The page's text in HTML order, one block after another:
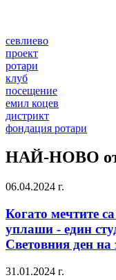
севлиево
проект
ротари
клуб
посещение
емил коцев
дистрикт
фондация ротари
НАЙ-НОВО
06.04.2024 г.
Когато мечтите
уплаши - един
Световния ден на
31.01.2024 г.